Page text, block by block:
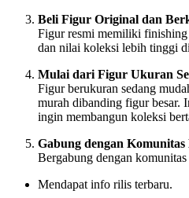
Beli Figur Original dan
Figur resmi memiliki
dan nilai koleksi lebih tinggi
Mulai dari Figur Ukuran
Figur berukuran sedang
murah dibanding figur besar.
ingin membangun koleksi
Gabung dengan
Bergabung dengan
Mendapat info rilis terbaru.